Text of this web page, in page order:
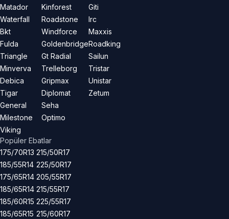
Matador
Waterfall
Bkt
Fulda
Triangle
Minverva
Debica
Tigar
General
Milestone
Viking
Kinforest
Roadstone
Windforce
Goldenbridge
Gt Radial
Trelleborg
Gripmax
Diplomat
Seha
Optimo
Giti
Irc
Maxxis
Roadking
Sailun
Tristar
Unistar
Zetum
Popüler Ebatlar
175/70R13
185/55R14
175/65R14
185/65R14
185/60R15
185/65R15
215/50R17
225/50R17
205/55R17
215/55R17
225/55R17
215/60R17